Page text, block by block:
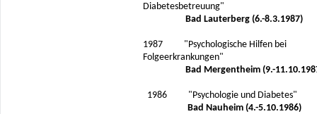
Diabetesbetreuung"
Bad Lauterberg (6.-8.3.1987)
1987 "Psychologische Hilfen bei
Folgeerkrankungen"
Bad Mergentheim (9.-
1986 "Psychologie und Diabetes"
Bad Nauheim (4.-5.10.1986)